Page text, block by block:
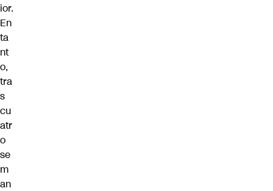
ior.
En
ta
nt
o,
tra
s
cu
atr
o
se
m
an